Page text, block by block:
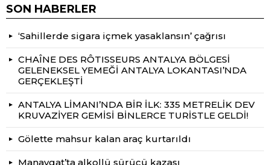
SON HABERLER
‘Sahillerde sigara içmek yasaklansın’ çağrısı
CHAÎNE DES RÔTISSEURS ANTALYA BÖLGESİ
GELENEKSEL YEMEĞİ ANTALYA LOKANTASI’NDA
GERÇEKLEŞTİ
ANTALYA LİMANI’NDA BİR İLK: 335 METRELİK DEV
KRUVAZİYER GEMİSİ BİNLERCE TURİSTLE GELDİ!
Gölette mahsur kalan araç kurtarıldı
Manavgat’ta alkollü sürücü kazası